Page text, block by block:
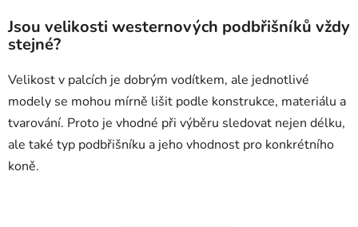
Jsou velikosti westernových podbřišníků vždy
stejné?
Velikost v palcích je dobrým vodítkem, ale jednotlivé
modely se mohou mírně lišit podle konstrukce, materiálu a
tvarování. Proto je vhodné při výběru sledovat nejen délku,
ale také typ podbřišníku a jeho vhodnost pro konkrétního
koně.